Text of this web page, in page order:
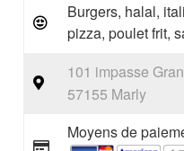
Burgers, halal,
pizza, poulet frit,
101 impasse
57155 Marly
Moyens de